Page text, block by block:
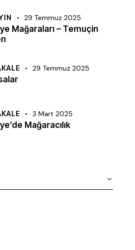
29 Temmuz 2025
Mağaraları – Temuçin
29 Temmuz 2025
3 Mart 2025
Mağaracılık